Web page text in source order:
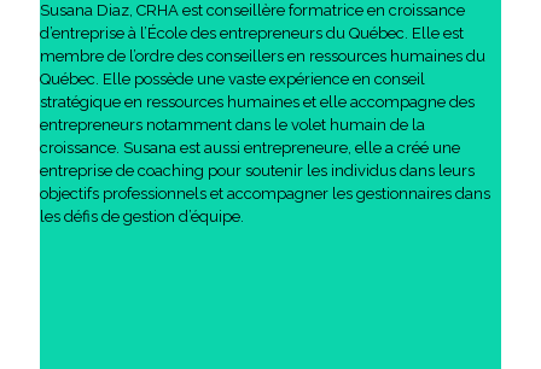
Susana Diaz, CRHA est conseillère formatrice en croissance
d’entreprise à l’École des entrepreneurs du Québec. Elle est
membre de l’ordre des conseillers en ressources humaines du
Québec. Elle possède une vaste expérience en conseil
stratégique en ressources humaines et elle accompagne des
entrepreneurs notamment dans le volet humain de la
croissance. Susana est aussi entrepreneure, elle a créé une
entreprise de coaching pour soutenir les individus dans leurs
objectifs professionnels et accompagner les gestionnaires dans
les défis de gestion d’équipe.